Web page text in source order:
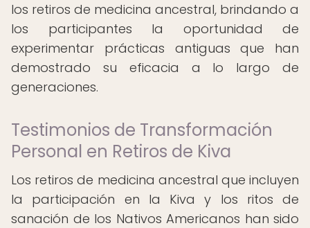
los retiros de medicina ancestral, brindando a
los participantes la oportunidad de
experimentar prácticas antiguas que han
demostrado su eficacia a lo largo de
generaciones.
Testimonios de Transformación
Personal en Retiros de Kiva
Los retiros de medicina ancestral que incluyen
la participación en la Kiva y los ritos de
sanación de los Nativos Americanos han sido